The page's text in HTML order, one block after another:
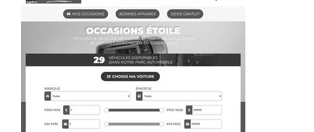
~317€/mois économisés d'annonces commerciales